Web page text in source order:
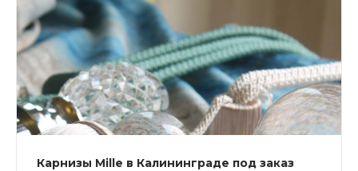
Карнизы Mille в Калининграде под заказ